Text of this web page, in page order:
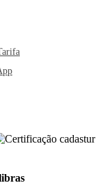
Bogary,
na Bahia!